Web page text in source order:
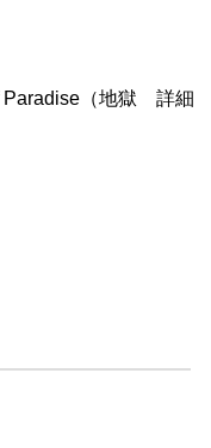
（地獄 詳細